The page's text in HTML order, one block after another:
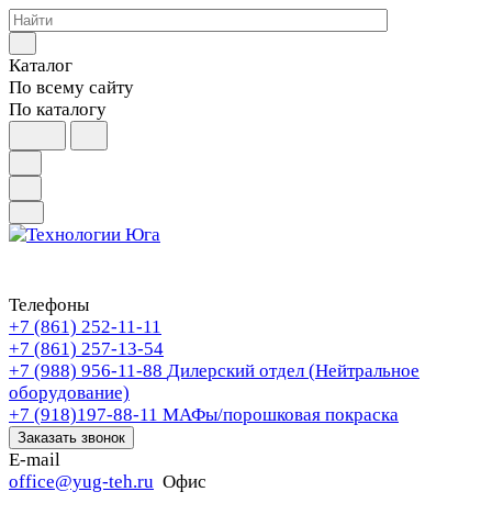
Каталог
По всему сайту
По каталогу
Телефоны
+7 (861) 252-11-11
+7 (861) 257-13-54
+7 (988) 956-11-88 Дилерский отдел (Нейтральное
оборудование)
+7 (918)197-88-11 МАФы/порошковая покраска
Заказать звонок
E-mail
office@yug-teh.ru Офис